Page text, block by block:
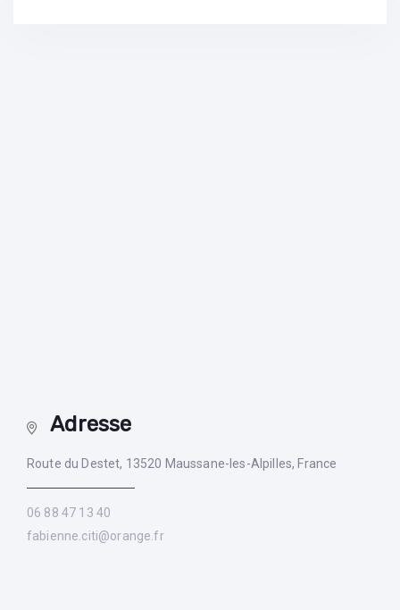
Adresse
Route du Destet, 13520 Maussane-les-Alpilles, France
06 88 47 13 40
fabienne.citi@orange.fr